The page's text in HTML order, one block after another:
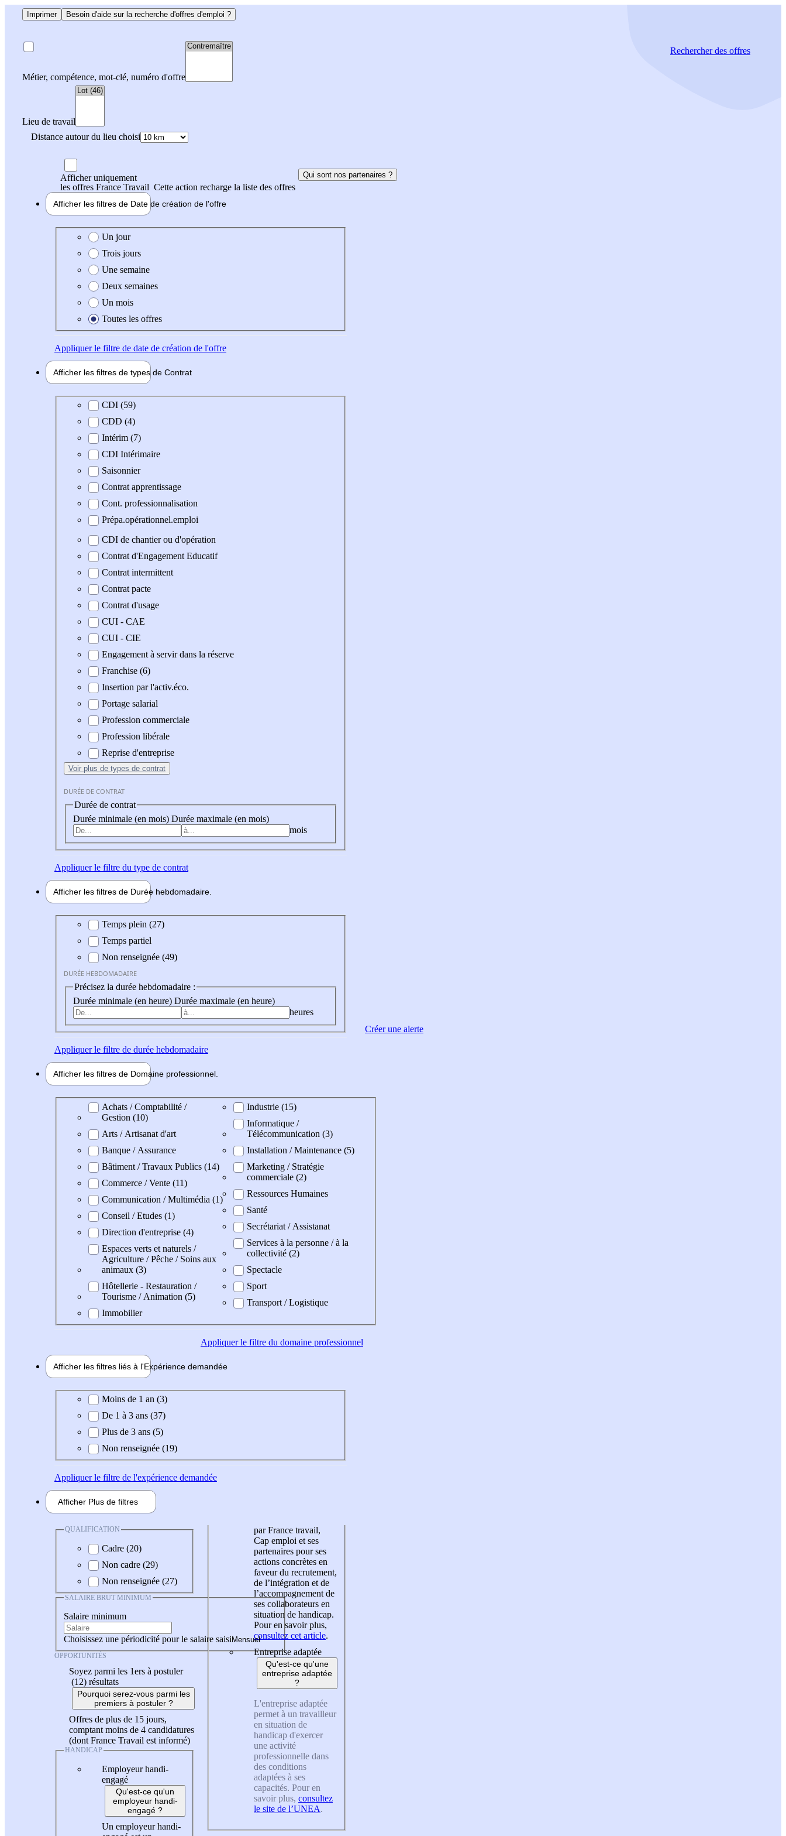
Imprimer Besoin d'aide sur la recherche d'offres d'emploi ?
Métier, compétence, mot-clé, numéro d'offre
Lieu de travail
Distance autour du lieu choisi
Rechercherdes offres
Afficher uniquement
les offres France Travail Cette action recharge la liste des offres
Qui sont nos partenaires ?
Afficher les filtres de Date de création de l'offre
Date de création de l'offre
Un jour
Trois jours
Une semaine
Deux semaines
Un mois
Toutes les offres
Appliquerle filtre de date de création de l'offre
Afficher les filtres de types de Contrat
Type de contratCDI (59)
CDD (4)
Intérim (7)
CDI Intérimaire
Saisonnier
Contrat apprentissage
Cont. professionnalisation
Prépa.opérationnel.emploi
CDI de chantier ou d'opération
Contrat d'Engagement Educatif
Contrat intermittent
Contrat pacte
Contrat d'usage
CUI - CAE
CUI - CIE
Engagement à servir dans la réserve
Franchise (6)
Insertion par l'activ.éco.
Portage salarial
Profession commerciale
Profession libérale
Reprise d'entreprise
Voir plus de types de contrat
DURÉE DE CONTRAT
Durée de contrat
Durée minimale (en mois) Durée maximale (en mois)
mois
Appliquerle filtre du type de contrat
Afficher les filtres de Durée hebdomadaire
Durée hebdomadaire
Temps plein (27)
Temps partiel
Non renseignée (49)
DURÉE HEBDOMADAIRE
Précisez la durée hebdomadaire :
Durée minimale (en heure) Durée maximale (en heure)
heures
Appliquerle filtre de durée hebdomadaire
Afficher les filtres de Domaine professionnel
Domaine professionel
Achats / Comptabilité /
Gestion (10)
Arts / Artisanat d'art
Banque / Assurance
Bâtiment / Travaux Publics (14)
Commerce / Vente (11)
Communication / Multimédia (1)
Conseil / Etudes (1)
Direction d'entreprise (4)
Espaces verts et naturels /
Agriculture / Pêche / Soins aux
animaux (3)
Hôtellerie - Restauration /
Tourisme / Animation (5)
Immobilier
Industrie (15)
Informatique /
Télécommunication (3)
Installation / Maintenance (5)
Marketing / Stratégie
commerciale (2)
Ressources Humaines
Santé
Secrétariat / Assistanat
Services à la personne / à la
collectivité (2)
Spectacle
Sport
Transport / Logistique
Appliquerle filtre du domaine professionnel
Afficher les filtres liés à l'Expérience demandée
Expérience demandée
Moins de 1 an (3)
De 1 à 3 ans (37)
Plus de 3 ans (5)
Non renseignée (19)
Appliquerle filtre de l'expérience demandée
Afficher Plus de filtres
QUALIFICATION
Cadre (20)
Non cadre (29)
Non renseignée (27)
SALAIRE BRUT MINIMUM
Salaire minimum
Choisissez une périodicité pour le salaire saisi
OPPORTUNITÉS
Soyez parmi les 1ers à postuler
(12) résultats
Pourquoi serez-vous parmi les
premiers à postuler ?
Offres de plus de 15 jours,
comptant moins de 4 candidatures
(dont France Travail est informé)
HANDICAP
Employeur handi-
engagé
Qu'est-ce qu'un
employeur handi-
engagé ?
Un employeur handi-
par France travail,
Cap emploi et ses
partenaires pour ses
actions concrètes en
faveur du recrutement,
de l’intégration et de
l’accompagnement de
ses collaborateurs en
situation de handicap.
Pour en savoir plus,
consultez cet article.
Entreprise adaptée
Qu'est-ce qu'une
entreprise adaptée
?
L'entreprise adaptée
permet à un travailleur
en situation de
handicap d'exercer
une activité
professionnelle dans
des conditions
adaptées à ses
capacités. Pour en
savoir plus, consultez
le site de l’UNEA.
Créer une alerte